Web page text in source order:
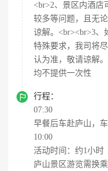
<br>2、景区内酒店
较多等问题，且无
谅解。<br><br>3、
特殊要求，我司将
认为准，敬请谅解
均不提供一次性

行程：
07:30
早餐后车赴庐山，车
10:00
活动时间：约1小时
庐山景区游览需换